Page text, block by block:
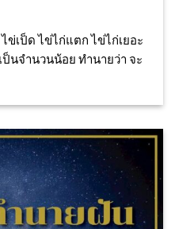
ข่เป็ด ไข่ไก่แตก ไข่ไก่เยอะ
นจำนวนน้อย ทำนายว่า จะ